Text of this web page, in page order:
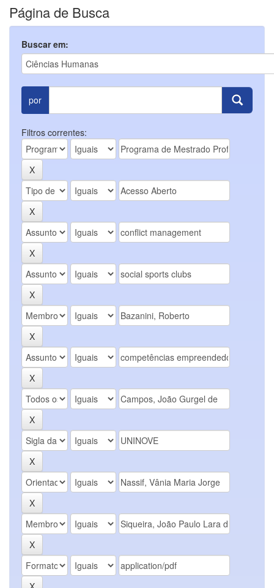
Página de Busca
Buscar em:
por
Filtros correntes: